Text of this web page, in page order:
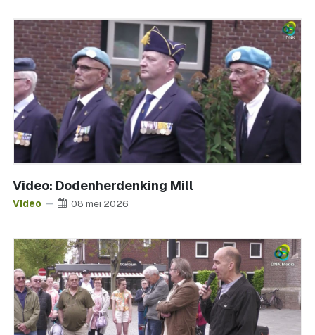
Video: Dodenherdenking Mill
Video 08 mei 2026